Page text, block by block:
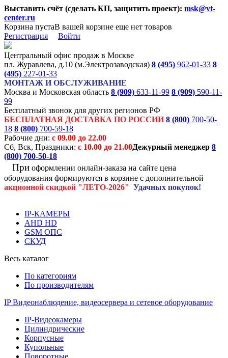
Выставить счёт (сделать КП, защитить проект): msk@vt-
center.ru
Корзина пустаВ вашей корзине еще нет товаров
Регистрация
Войти
Центральный офис продаж в Москве
пл. Журавлева, д.10 (м.Электрозаводская) 8 (495) 962-01-33 8
(495) 227-01-33
МОНТАЖ И ОБСЛУЖИВАНИЕ
Москва и Московская область 8 (909) 633-11-99 8 (909) 590-11-
99
Бесплатный звонок для других регионов РФ
БЕСПЛАТНАЯ ДОСТАВКА ПО РОССИИ 8 (800) 700-50-
18 8 (800) 700-59-18
Рабочие дни: с 09.00 до 22.00
Сб, Вск, Праздники: с 10.00 до 21.00Дежурный менеджер 8
(800) 700-50-18
При оформлении онлайн-заказа на сайте цена
оборудования формируются в корзине с дополнительной
акционной скидкой "ЛЕТО-2026" Удачных покупок!
IP-КАМЕРЫ
AHD HD
GSM ОПС
СКУД
Весь каталог
По категориям
По производителям
IP Видеонаблюдение, видеосервера и сетевое оборудование
IP-Видеокамеры
Цилиндрические
Корпусные
Купольные
Поворотные